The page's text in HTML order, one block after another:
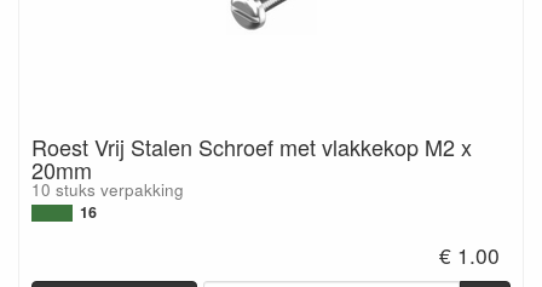
Roest Vrij Stalen Schroef met vlakkekop M2 x
20mm
10 stuks verpakking
16
€ 1.00